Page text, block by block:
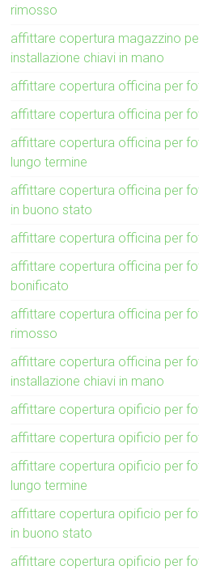
rimosso
affittare copertura magazzino
installazione chiavi in mano
affittare copertura officina per
affittare copertura officina per
affittare copertura officina per
lungo termine
affittare copertura officina per
in buono stato
affittare copertura officina per
affittare copertura officina per
bonificato
affittare copertura officina per
rimosso
affittare copertura officina per
installazione chiavi in mano
affittare copertura opificio per
affittare copertura opificio per
affittare copertura opificio per
lungo termine
affittare copertura opificio per
in buono stato
affittare copertura opificio per